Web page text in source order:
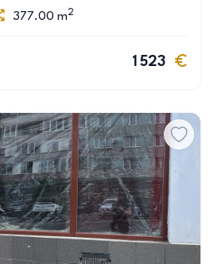
377.00 m2
1 523